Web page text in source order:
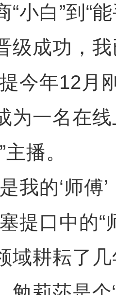
“小白”到“
级成功，
今年12月
为一名在
播。
的‘师傅’
提口中的“
域耕耘了